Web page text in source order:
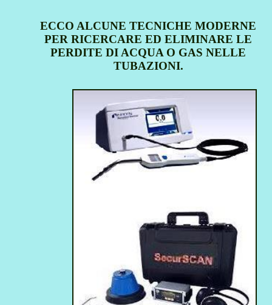
ECCO ALCUNE TECNICHE MODERNE
PER RICERCARE ED ELIMINARE LE
PERDITE DI ACQUA O GAS NELLE
TUBAZIONI.